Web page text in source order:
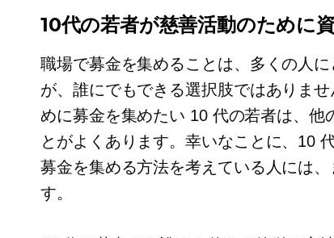
10代の若者が慈善活動のために
職場で募金を集めることは、多くの人
が、誰にでもできる選択肢ではありま
めに募金を集めたい 10 代の若者は、他
とがよくあります。幸いなことに、10
募金を集める方法を考えている人には
す。